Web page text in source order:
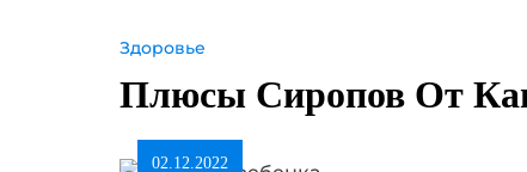
Здоровье
Плюсы Сиропов От
02.12.2022